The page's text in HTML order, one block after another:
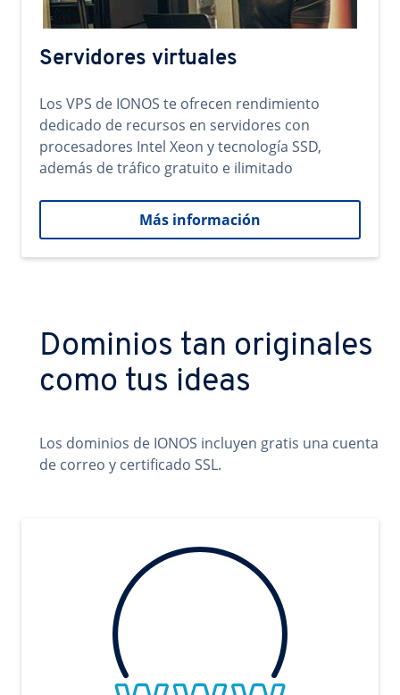
Servidores virtuales
Los VPS de IONOS te ofrecen rendimiento
dedicado de recursos en servidores con
procesadores Intel Xeon y tecnología SSD,
además de tráfico gratuito e ilimitado
Más información
Dominios tan originales
como tus ideas
Los dominios de IONOS incluyen gratis una cuenta
de correo y certificado SSL.